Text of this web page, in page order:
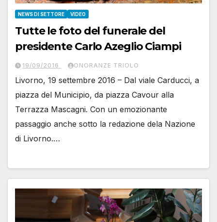
NEWS DI SETTORE VIDEO
Tutte le foto del funerale del
presidente Carlo Azeglio Ciampi
19/09/2016 ONORANZE TRIOLO
Livorno, 19 settembre 2016 – Dal viale Carducci, a
piazza del Municipio, da piazza Cavour alla
Terrazza Mascagni. Con un emozionante
passaggio anche sotto la redazione dela Nazione
di Livorno.…